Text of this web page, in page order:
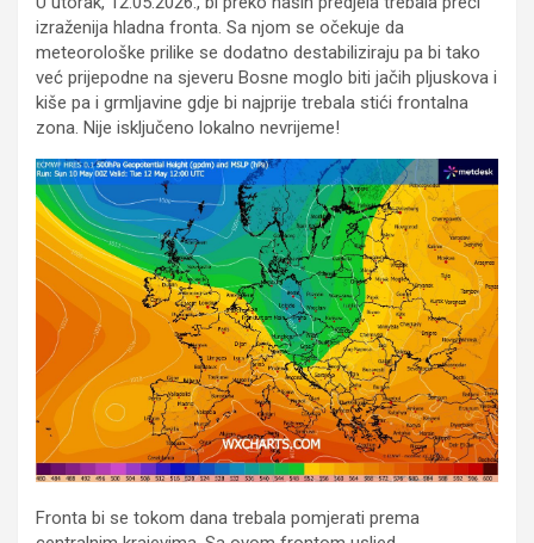
izraženija hladna fronta. Sa njom se očekuje da
meteorološke prilike se dodatno destabiliziraju pa bi tako
već prijepodne na sjeveru Bosne moglo biti jačih pljuskova i
kiše pa i grmljavine gdje bi najprije trebala stići frontalna
zona. Nije isključeno lokalno nevrijeme!
Fronta bi se tokom dana trebala pomjerati prema